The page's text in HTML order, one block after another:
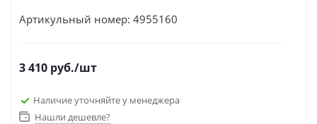
Артикульный номер: 4955160
3 410 руб./шт
Наличие уточняйте у менеджера
Нашли дешевле?